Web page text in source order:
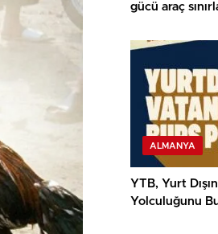
gücü araç
ALMANYA
YTB, Yurt
Yolculuğunu